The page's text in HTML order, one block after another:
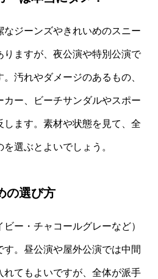
ジーンズやきれいめのスニー
りますが、夜公演や特別公演で
汚れやダメージのあるもの、
ー、ビーチサンダルやスポー
します。素材や状態を見て、全
選ぶとよいでしょう。
の選び方
ー・チャコールグレーなど）
。昼公演や屋外公演では中間
れてもよいですが、全体が派手